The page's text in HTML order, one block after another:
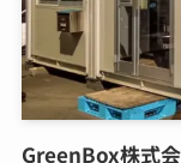
GreenBox株式会